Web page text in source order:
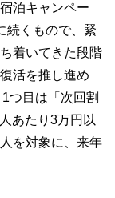
泊キャンペー
続くもので、緊
着いてきた段階
活を推し進め
つ目は「次回割
あたり3万円以
を対象に、来年